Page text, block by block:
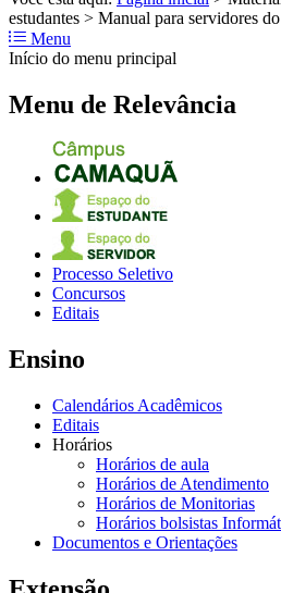
estudantes > Manual para servidores
Menu
Início do menu principal
Menu de Relevância
Processo Seletivo
Concursos
Editais
Ensino
Calendários Acadêmicos
Editais
Horários
Horários de aula
Horários de Atendimento
Horários de Monitorias
Horários bolsistas
Documentos e Orientações